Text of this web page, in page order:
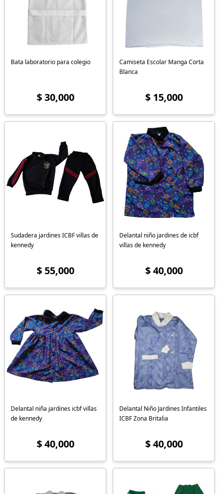
Bata laboratorio para colegio
$ 30,000
Camiseta Escolar Manga Corta
Blanca
$ 15,000
Sudadera jardines ICBF villas de
kennedy
$ 55,000
Delantal niño jardines de icbf
villas de kennedy
$ 40,000
Delantal niña jardines icbf villas
de kennedy
$ 40,000
Delantal Niño Jardines Infantiles
ICBF Zona Britalia
$ 40,000